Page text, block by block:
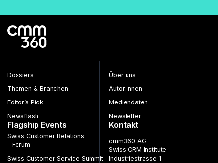
Dossiers
Themen & Branchen
Editor’s Pick
Newsflash
Über uns
Autor:innen
Mediendaten
Newsletter
Flagship Events
Swiss Customer Relations
Forum
Swiss Customer Service Summit
Kontakt
cmm360 AG
Swiss CRM Institute
Industriestrasse 1